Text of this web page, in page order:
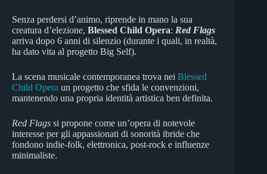
Senza perdersi d’animo, riprende in mano la sua
creatura d’elezione, Blessed Child Opera: Red Flags
arriva dopo 6 anni di silenzio (durante i quali, in realtà,
ha dato vita al progetto Big Self).
La scena musicale contemporanea trova nei Blessed
Child Opera un progetto che sfida le convenzioni,
mantenendo una propria identità artistica ben definita.
Red Flags si propone come un’opera di notevole
interesse per gli appassionati di sonorità ibride che
fondono indie-folk, elettronica, post-rock e influenze
minimaliste.